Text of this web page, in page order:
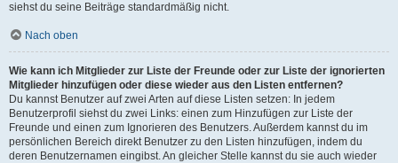
siehst du seine Beiträge standardmäßig nicht.
Nach oben
Wie kann ich Mitglieder zur Liste der Freunde oder zur Liste der ignorierten
Mitglieder hinzufügen oder diese wieder aus den Listen entfernen?
Du kannst Benutzer auf zwei Arten auf diese Listen setzen: In jedem
Benutzerprofil siehst du zwei Links: einen zum Hinzufügen zur Liste der
Freunde und einen zum Ignorieren des Benutzers. Außerdem kannst du im
persönlichen Bereich direkt Benutzer zu den Listen hinzufügen, indem du
deren Benutzernamen eingibst. An gleicher Stelle kannst du sie auch wieder